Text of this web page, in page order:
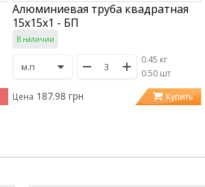
Алюминиевая труба квадратная
15х15х1 - БП
В наличии
0.45 кг
/0.50 шт
Цена 187.98 грн Купить